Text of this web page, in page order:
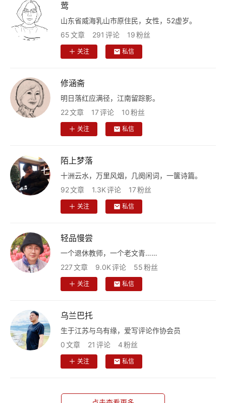
更
莺
山东省威海乳山市原住民，女性，52虚岁。
65文章 291 评论 19粉丝
关注 私信
修涵斋
明日落红应满径，江南留踪影。
22文章 17评论 10粉丝
关注 私信
陌上梦落
十洲云水，万里风烟，几阕闲词，一箧诗篇。
92文章 1.3K评论 17粉丝
关注 私信
轻品慢尝
一个退休教师，一个老文青……
227文章 9.0K评论 55粉丝
关注 私信
乌兰巴托
生于江苏与乌有缘，爱写评论作协会员
0文章 21 评论 4粉丝
关注 私信